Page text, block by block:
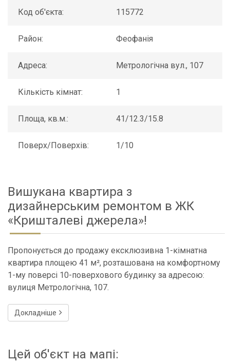
Код об'єкта: 115772
Район: Феофанія
Адреса: Метрологічна вул., 107
Кількість кімнат: 1
Площа, кв.м.: 41/12.3/15.8
Поверх/Поверхів: 1/10
Вишукана квартира з
дизайнерським ремонтом в ЖК
«Кришталеві джерела»!
Пропонується до продажу ексклюзивна 1-кімнатна
квартира площею 41 м², розташована на комфортному
1-му поверсі 10-поверхового будинку за адресою:
вулиця Метрологічна, 107.
Докладніше
Цей об'єкт на мапі: